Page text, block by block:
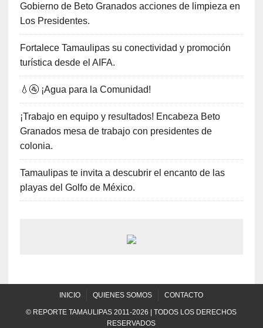
Gobierno de Beto Granados acciones de limpieza en
Los Presidentes.
Fortalece Tamaulipas su conectividad y promoción
turística desde el AIFA.
💧🚰 ¡Agua para la Comunidad!
¡Trabajo en equipo y resultados! Encabeza Beto
Granados mesa de trabajo con presidentes de
colonia.
Tamaulipas te invita a descubrir el encanto de las
playas del Golfo de México.
INICIO QUIENES SOMOS CONTACTO
© REPORTE TAMAULIPAS 2011-2026 | TODOS LOS DERECHOS
RESERVADOS